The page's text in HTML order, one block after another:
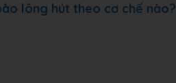
lông hút theo cơ chế nào?